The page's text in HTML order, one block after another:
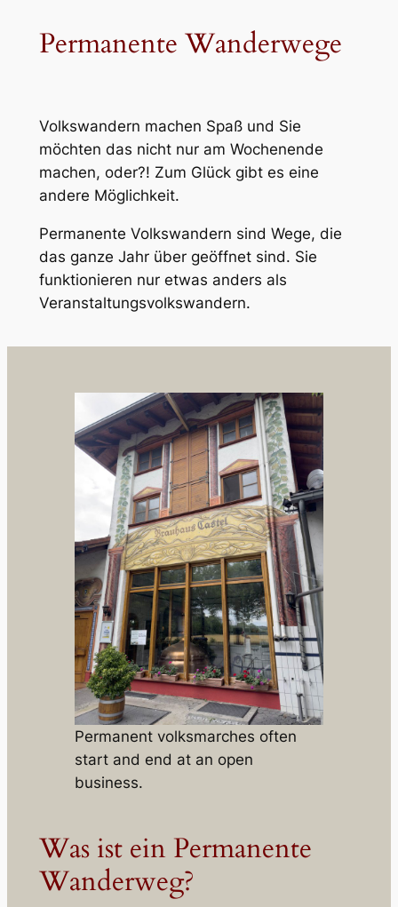
Permanente Wanderwege
Volkswandern machen Spaß und Sie
möchten das nicht nur am Wochenende
machen, oder?! Zum Glück gibt es eine
andere Möglichkeit.
Permanente Volkswandern sind Wege, die
das ganze Jahr über geöffnet sind. Sie
funktionieren nur etwas anders als
Veranstaltungsvolkswandern.
Permanent volksmarches often
start and end at an open
business.
Was ist ein Permanente
Wanderweg?